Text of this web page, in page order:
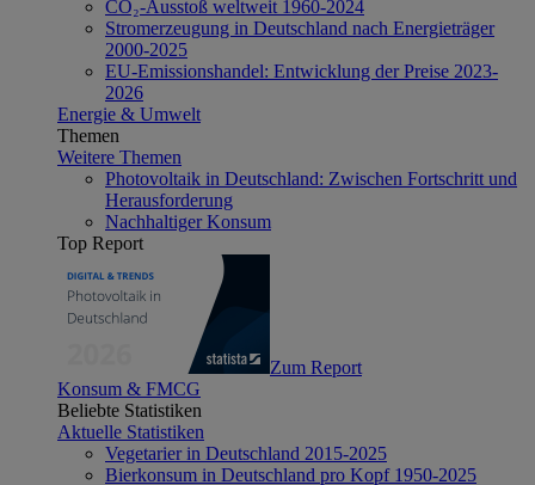
CO₂-Ausstoß weltweit 1960-2024
Stromerzeugung in Deutschland nach Energieträger
2000-2025
EU-Emissionshandel: Entwicklung der Preise 2023-
2026
Energie & Umwelt
Themen
Weitere Themen
Photovoltaik in Deutschland: Zwischen Fortschritt und
Herausforderung
Nachhaltiger Konsum
Top Report
Zum Report
Konsum & FMCG
Beliebte Statistiken
Aktuelle Statistiken
Vegetarier in Deutschland 2015-2025
Bierkonsum in Deutschland pro Kopf 1950-2025